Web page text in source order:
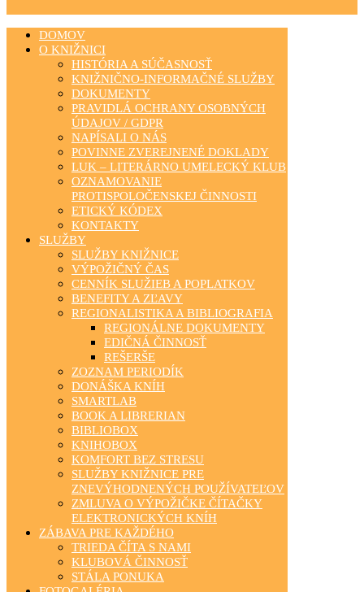
DOMOV
O KNIŽNICI
HISTÓRIA A SÚČASNOSŤ
KNIŽNIČNO-INFORMAČNÉ SLUŽBY
DOKUMENTY
PRAVIDLÁ OCHRANY OSOBNÝCH
ÚDAJOV / GDPR
NAPÍSALI O NÁS
POVINNE ZVEREJNENÉ DOKLADY
LUK – LITERÁRNO UMELECKÝ KLUB
OZNAMOVANIE
PROTISPOLOČENSKEJ ČINNOSTI
ETICKÝ KÓDEX
KONTAKTY
SLUŽBY
SLUŽBY KNIŽNICE
VÝPOŽIČNÝ ČAS
CENNÍK SLUŽIEB A POPLATKOV
BENEFITY A ZĽAVY
REGIONALISTIKA A BIBLIOGRAFIA
REGIONÁLNE DOKUMENTY
EDIČNÁ ČINNOSŤ
REŠERŠE
ZOZNAM PERIODÍK
DONÁŠKA KNÍH
SMARTLAB
BOOK A LIBRERIAN
BIBLIOBOX
KNIHOBOX
KOMFORT BEZ STRESU
SLUŽBY KNIŽNICE PRE
ZNEVÝHODNENÝCH POUŽÍVATEĽOV
ZMLUVA O VÝPOŽIČKE ČÍTAČKY
ELEKTRONICKÝCH KNÍH
ZÁBAVA PRE KAŽDÉHO
TRIEDA ČÍTA S NAMI
KLUBOVÁ ČINNOSŤ
STÁLA PONUKA